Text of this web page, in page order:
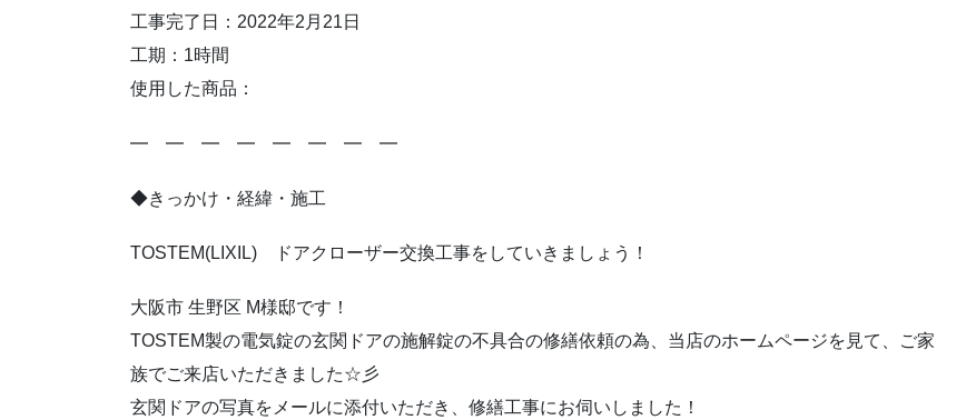
工事完了日：2022年2月21日
工期：1時間
使用した商品：
━ ━ ━ ━ ━ ━ ━ ━
◆きっかけ・経緯・施工
TOSTEM(LIXIL) ドアクローザー交換工事をしていきましょう！
大阪市 生野区 M様邸です！
TOSTEM製の電気錠の玄関ドアの施解錠の不具合の修繕依頼の為、当店のホームページを見て、ご家
族でご来店いただきました☆彡
玄関ドアの写真をメールに添付いただき、修繕工事にお伺いしました！